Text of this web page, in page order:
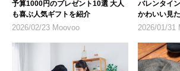
予算1000円のプレゼント10選 大人
も喜ぶ人気ギフトを紹介
2026/02/23 Moovoo
バレンタイ
かわいい見
2026/01/31